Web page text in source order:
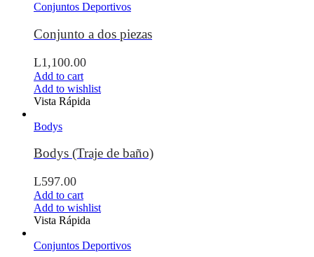
Conjuntos Deportivos
Conjunto a dos piezas
L1,100.00
Add to cart
Add to wishlist
Vista Rápida
Bodys
Bodys (Traje de baño)
L597.00
Add to cart
Add to wishlist
Vista Rápida
Conjuntos Deportivos